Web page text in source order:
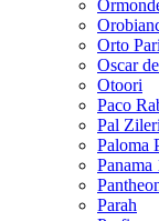
Orto
Oscar
Otoori
Paco
Pal Zileri
Paloma
Parah